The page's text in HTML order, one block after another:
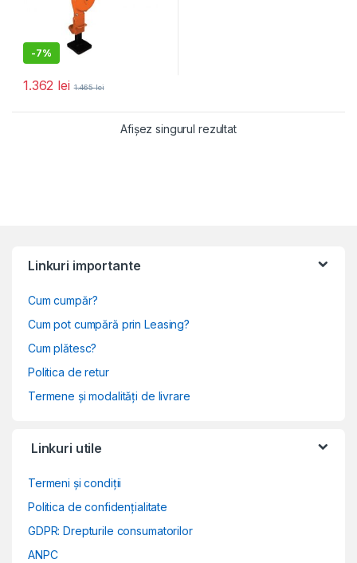
-7%
1.362 lei 1.465lei
Afișez singurul rezultat
Linkuri importante
Cum cumpăr?
Cum pot cumpără prin Leasing?
Cum plătesc?
Politica de retur
Termene și modalități de livrare
Linkuri utile
Termeni și condiții
Politica de confidențialitate
GDPR: Drepturile consumatorilor
ANPC